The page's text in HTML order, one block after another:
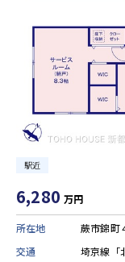
駅近
6,280 万円
所在地
蕨市錦町
交通
埼京線「